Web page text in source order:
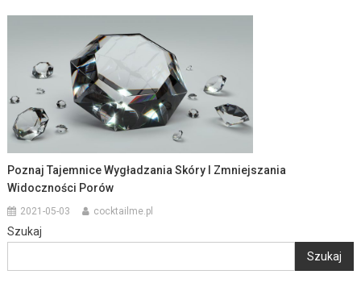
Poznaj Tajemnice Wygładzania Skóry I Zmniejszania
Widoczności Porów
2021-05-03 cocktailme.pl
Szukaj
Szukaj